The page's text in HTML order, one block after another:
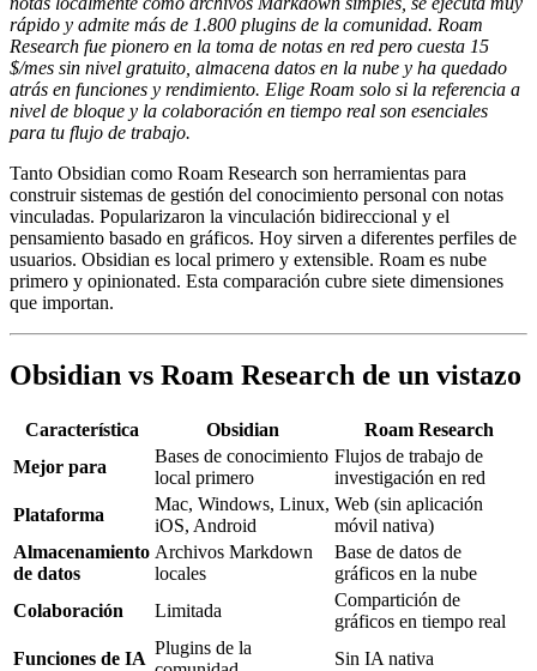
rápido y admite más de 1.800 plugins de la comunidad. Roam
Research fue pionero en la toma de notas en red pero cuesta 15
$/mes sin nivel gratuito, almacena datos en la nube y ha quedado
atrás en funciones y rendimiento. Elige Roam solo si la referencia a
nivel de bloque y la colaboración en tiempo real son esenciales
para tu flujo de trabajo.
Tanto Obsidian como Roam Research son herramientas para
construir sistemas de gestión del conocimiento personal con notas
vinculadas. Popularizaron la vinculación bidireccional y el
pensamiento basado en gráficos. Hoy sirven a diferentes perfiles de
usuarios. Obsidian es local primero y extensible. Roam es nube
primero y opinionated. Esta comparación cubre siete dimensiones
que importan.
Obsidian vs Roam Research de un vistazo
Característica Obsidian
Roam Research
Mejor para
Bases de conocimiento
local primero
Flujos de trabajo de
investigación en red
Plataforma
Mac, Windows, Linux,
iOS, Android
Web (sin aplicación
móvil nativa)
Almacenamiento
de datos
Archivos Markdown
locales
Base de datos de
gráficos en la nube
Colaboración
Limitada
Compartición de
gráficos en tiempo real
Funciones de IA
Plugins de la
Sin IA nativa